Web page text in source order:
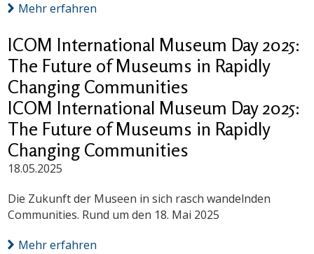
Mehr erfahren
ICOM International Museum Day 2025:
The Future of Museums in Rapidly
Changing Communities
ICOM International Museum Day 2025:
The Future of Museums in Rapidly
Changing Communities
18.05.2025
Die Zukunft der Museen in sich rasch wandelnden
Communities. Rund um den 18. Mai 2025
Mehr erfahren